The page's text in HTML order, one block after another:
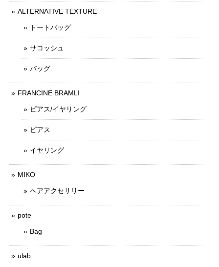
ALTERNATIVE TEXTURE
トートバッグ
サコッシュ
バッグ
FRANCINE BRAMLI
ピアス/イヤリング
ピアス
イヤリング
MIKO
ヘアアクセサリー
pote
Bag
ulab.